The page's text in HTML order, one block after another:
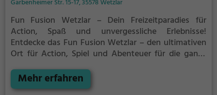
Garbenheimer Str. 15-17, 35578 Wetzlar
Fun Fusion Wetzlar – Dein Freizeitparadies für
Action, Spaß und unvergessliche Erlebnisse!
Entdecke das Fun Fusion Wetzlar – den ultimativen
Ort für Action, Spiel und Abenteuer für die ganze
Herausforderung oder einfach nur Spaß mit
Freunden – bei uns findest du das perfekte
Mehr erfahren